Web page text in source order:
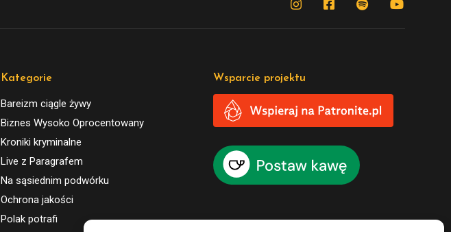
Kategorie
Bareizm ciągle żywy
Biznes Wysoko Oprocentowany
Kroniki kryminalne
Live z Paragrafem
Na sąsiednim podwórku
Ochrona jakości
Polak potrafi
Wsparcie projektu